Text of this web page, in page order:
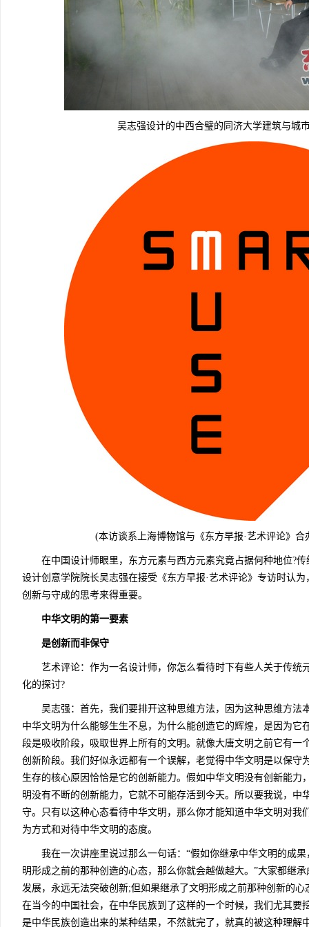
吴志强设计的中西合璧的同济大学建筑与城
(本访谈系上海博物馆与《东方早报·艺术评论》合
在中国设计师眼里，东方元素与西方元素究竟占据何种地位?传
设计创意学院院长吴志强在接受《东方早报·艺术评论》专访时认
创新与守成的思考来得重要。
中华文明的第一要素
是创新而非保守
艺术评论：作为一名设计师，你怎么看待时下有些人关于传统
化的探讨?
吴志强：首先，我们要排开这种思维方法，因为这种思维方法
中华文明为什么能够生生不息，为什么能创造它的辉煌，是因为它
段是吸收阶段，吸取世界上所有的文明。就像大唐文明之前它有一
创新阶段。我们好似永远都有一个误解，老觉得中华文明是以保守
生存的核心原因恰恰是它的创新能力。假如中华文明没有创新能力
明没有不断的创新能力，它就不可能存活到今天。所以要我说，中
守。只有以这种心态看待中华文明，那么你才能知道中华文明对我
为方式和对待中华文明的态度。
我在一次讲座里说过那么一句话：“假如你继承中华文明的成果
明形成之前的那种创造的心态，那么你就会越做越大。”大家都继
发展，永远无法突破创新;但如果继承了文明形成之前那种创新的
在当今的中国社会，在中华民族到了这样的一个时候，我们尤其要
是中华民族创造出来的某种结果，不然就完了，就真的被这种理解